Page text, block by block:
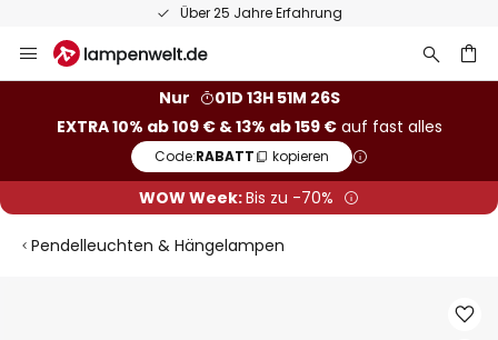
Über 25 Jahre Erfahrung
Inhalt
Nur
01D 13H 51M 25S
EXTRA 10% ab 109 € & 13% ab 159 €auf fast alles
Code:RABATT kopieren
WOW Week:Bis zu -70%
Pendelleuchten & Hängelampen